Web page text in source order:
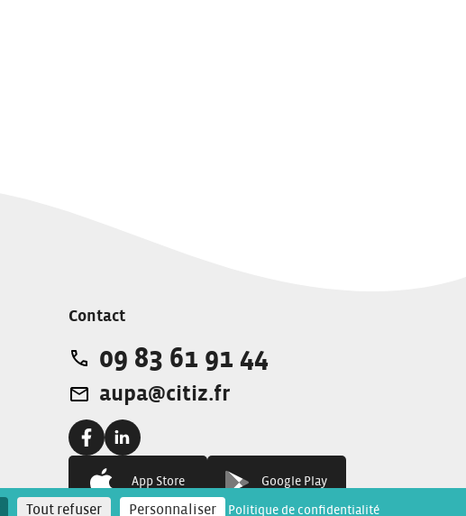
Contact
Téléphone:
09 83 61 91 44
Adresse e-mail:
aupa@citiz.fr
Facebook:Linkedin:
App Store Google Play
Tout refuser Personnaliser Politique de confidentialité